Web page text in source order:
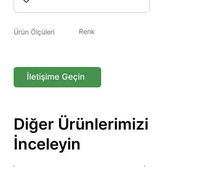
Ürün Ölçüleri Renk
İletişime Geçin
Diğer Ürünlerimizi
İnceleyin